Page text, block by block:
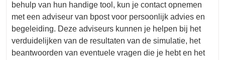
behulp van hun handige tool, kun je contact opnemen
met een adviseur van bpost voor persoonlijk advies en
begeleiding. Deze adviseurs kunnen je helpen bij het
verduidelijken van de resultaten van de simulatie, het
beantwoorden van eventuele vragen die je hebt en het